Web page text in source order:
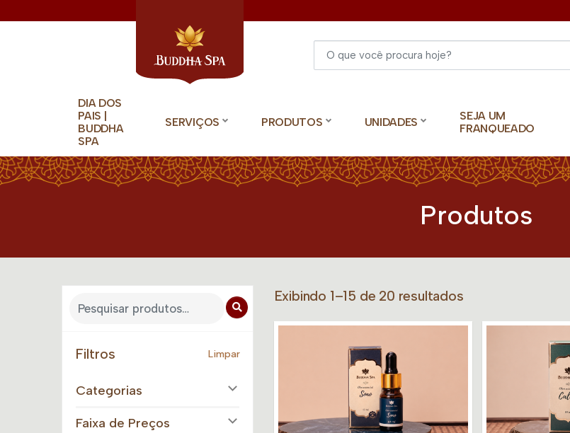
DIA DOS
PAIS |
BUDDHA
SPA
SERVIÇOS PRODUTOS UNIDADES
SEJA UM
FRANQUEADO
Produtos
Filtros Limpar
Categorias
Faixa de Preços
Exibindo 1–15 de 20 resultados